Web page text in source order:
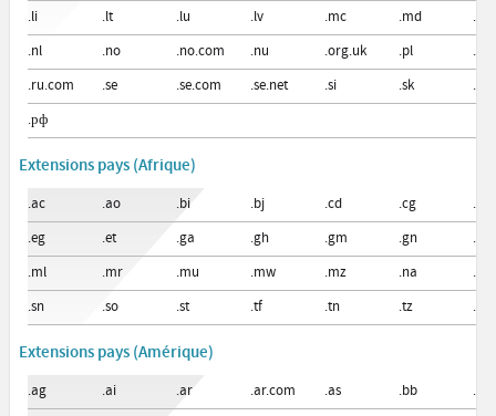
.li
.lt .lu .lv .mc .md
.me
.nl
.no .no.com .nu .org.uk .pl
.pt
.ru.com
.se .se.com .se.net .si .sk
.sm
.рф
Extensions pays (Afrique)
.ac .ao .bi .bj .cd .cg
.ci
.eg
.et .ga .gh .gm .gn
.ke
.ml
.mr .mu .mw .mz .na
.ng
.sn
.so .st .tf .tn .tz .ug
Extensions pays (Amérique)
.ag .ai .ar .ar.com .as .bb .bo